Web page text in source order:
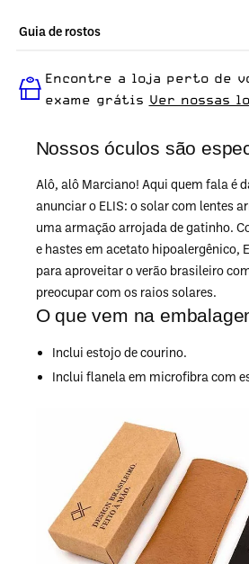
Nossos óculos são
Alô, alô Marciano! Aqui quem fala é
anunciar o ELIS: o solar com lentes
uma armação arrojada de gatinho.
e hastes em acetato hipoalergênico,
para aproveitar o verão brasileiro
preocupar com os raios solares.
O que vem na
Inclui estojo de courino.
Inclui flanela em microfibra com
Guia de rostos
para quem busca um óculos
Encontre a loja perto de
exame grátis Ver nossas